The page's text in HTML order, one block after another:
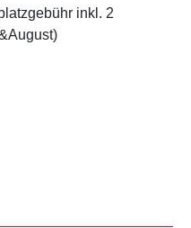
inkl. 2